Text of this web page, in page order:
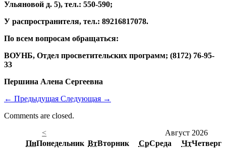
Ульяновой д. 5), тел.: 550-590;
У распространителя, тел.: 89216817078.
По всем вопросам обращаться:
ВОУНБ, Отдел просветительских программ; (8172) 76-95-
33
Першина Алена Сергеевна
← Предыдущая Следующая →
Comments are closed.
<
Август 2026
ПнПонедельник ВтВторник СрСреда ЧтЧетверг